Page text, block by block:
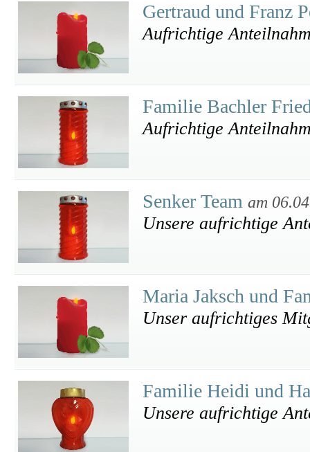
Gertraud und Franz
Aufrichtige
Familie Bachler
Aufrichtige
Senker Team am
Unsere aufrichtige
Maria Jaksch und
Unser aufrichtiges
Familie Heidi und
Unsere aufrichtige